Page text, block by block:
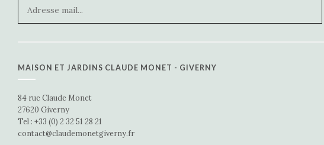
MAISON ET JARDINS CLAUDE MONET - GIVERNY
84 rue Claude Monet
27620 Giverny
Tel : +33 (0) 2 32 51 28 21
contact@claudemonetgiverny.fr